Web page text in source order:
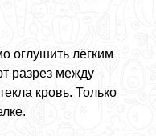
оглушить лёгким
разрез между
кровь. Только